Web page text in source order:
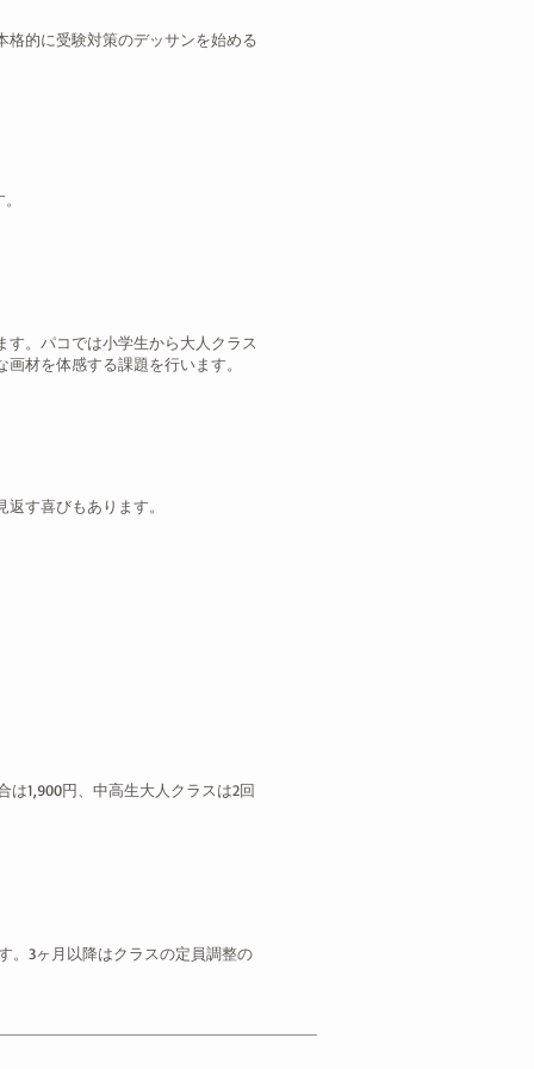
格的に受験対策のデッサンを始める
。パコでは小学生から大人クラス
材を体感する課題を行います。
す喜びもあります。
1,900円、中高生大人クラスは2回
。3ヶ月以降はクラスの定員調整の